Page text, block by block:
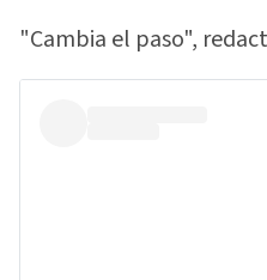
"Cambia el paso",